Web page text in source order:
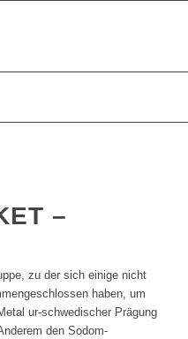
–
zu der sich einige nicht
haben, um
ur-schwedischer Prägung
den Sodom-